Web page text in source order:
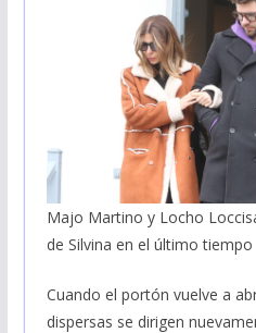
Majo Martino y Locho
de Silvina en el último tiempo
Cuando el portón vuelve a
dispersas se dirigen